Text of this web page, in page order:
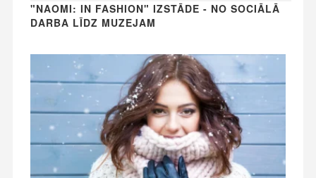
"NAOMI: IN FASHION" IZSTĀDE - NO SOCIĀLĀ
DARBA LĪDZ MUZEJAM